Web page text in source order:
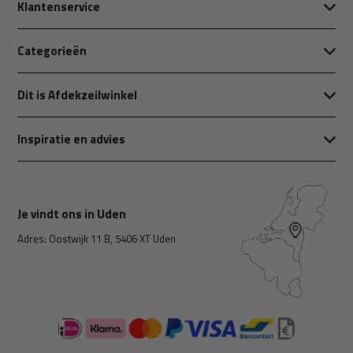
Klantenservice
Categorieën
Dit is Afdekzeilwinkel
Inspiratie en advies
Je vindt ons in Uden
Adres: Oostwijk 11 B, 5406 XT Uden